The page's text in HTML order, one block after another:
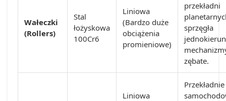
Wałeczki
(Rollers)
Stal
łożyskowa
100Cr6
Liniowa
(Bardzo duże
obciążenia
promieniowe)
przekładni
sprzęgła
zębate.
Liniowa
Przekładnie